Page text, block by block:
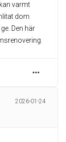
varmt
dom
Den här
2026-01-24